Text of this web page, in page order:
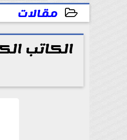
مقالات
2024-08-07 12:06:03
الكاتب